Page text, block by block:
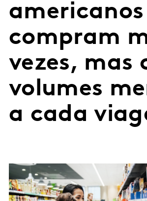
americanos
compram
vezes, mas
volumes
a cada